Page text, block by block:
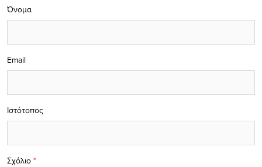
Σχόλιο *
Όνομα
Email
Ιστότοπος